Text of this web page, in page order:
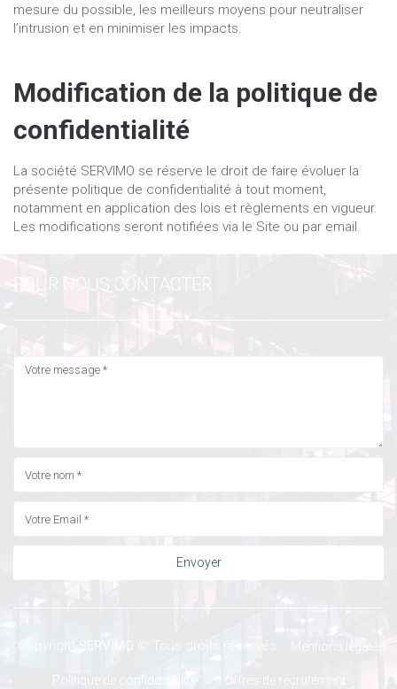
mesure du possible, les meilleurs moyens pour neutraliser
l’intrusion et en minimiser les impacts.
Modification de la politique de
confidentialité
La société SERVIMO se réserve le droit de faire évoluer la
présente politique de confidentialité à tout moment,
notamment en application des lois et règlements en vigueur.
Les modifications seront notifiées via le Site ou par email.
Envoyer